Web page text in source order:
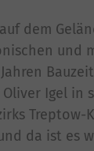
dem
und
Igel in
Treptow-
da ist es